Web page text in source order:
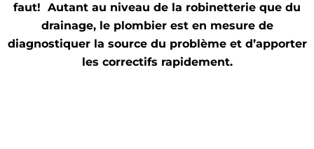
faut! Autant au niveau de la robinetterie que du
drainage, le plombier est en mesure de
diagnostiquer la source du problème et d’apporter
les correctifs rapidement.